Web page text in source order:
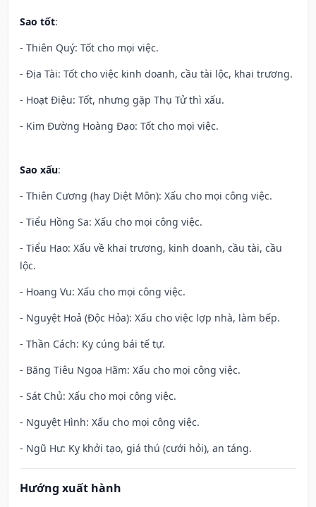
Sao tốt:
- Thiên Quý: Tốt cho mọi việc.
- Địa Tài: Tốt cho việc kinh doanh, cầu tài lộc, khai trương.
- Hoạt Điệu: Tốt, nhưng gặp Thụ Tử thì xấu.
- Kim Đường Hoàng Đạo: Tốt cho mọi việc.
Sao xấu:
- Thiên Cương (hay Diệt Môn): Xấu cho mọi công việc.
- Tiểu Hồng Sa: Xấu cho mọi công việc.
- Tiểu Hao: Xấu về khai trương, kinh doanh, cầu tài, cầu
lộc.
- Hoang Vu: Xấu cho mọi công việc.
- Nguyệt Hoả (Độc Hỏa): Xấu cho việc lợp nhà, làm bếp.
- Thần Cách: Kỵ cúng bái tế tự.
- Băng Tiêu Ngoạ Hãm: Xấu cho mọi công việc.
- Sát Chủ: Xấu cho mọi công việc.
- Nguyệt Hình: Xấu cho mọi công việc.
- Ngũ Hư: Kỵ khởi tạo, giá thú (cưới hỏi), an táng.
Hướng xuất hành